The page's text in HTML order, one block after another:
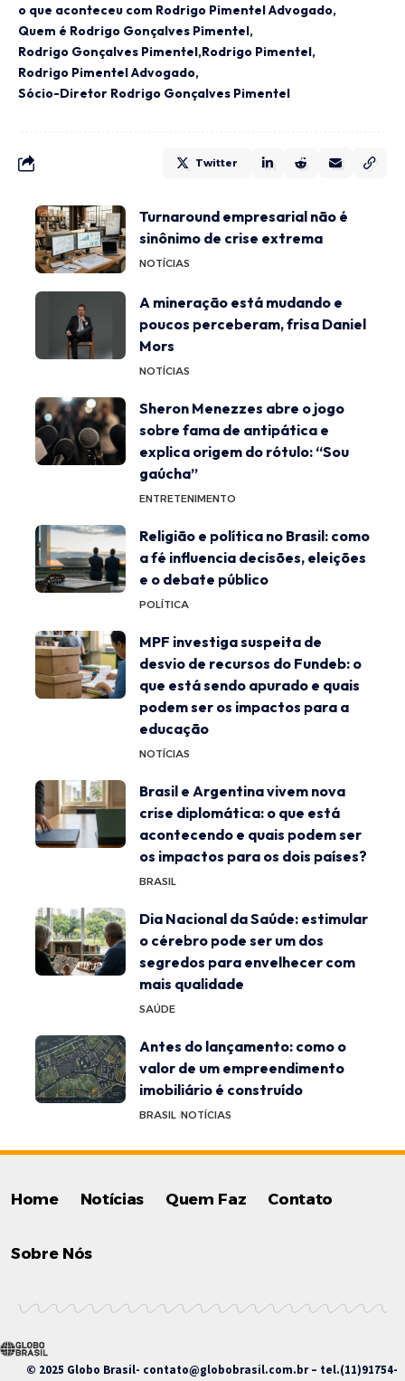
o que aconteceu com Rodrigo Pimentel Advogado
Quem é Rodrigo Gonçalves Pimentel
Rodrigo Gonçalves Pimentel Rodrigo Pimentel
Rodrigo Pimentel Advogado
Sócio-Diretor Rodrigo Gonçalves Pimentel
Twitter
Turnaround empresarial não é
sinônimo de crise extrema
NOTÍCIAS
A mineração está mudando e
poucos perceberam, frisa Daniel
Mors
NOTÍCIAS
Sheron Menezzes abre o jogo
sobre fama de antipática e
explica origem do rótulo: “Sou
gaúcha”
ENTRETENIMENTO
Religião e política no Brasil: como
a fé influencia decisões, eleições
e o debate público
POLÍTICA
MPF investiga suspeita de
desvio de recursos do Fundeb: o
que está sendo apurado e quais
podem ser os impactos para a
educação
NOTÍCIAS
Brasil e Argentina vivem nova
crise diplomática: o que está
acontecendo e quais podem ser
os impactos para os dois países?
BRASIL
Dia Nacional da Saúde: estimular
o cérebro pode ser um dos
segredos para envelhecer com
mais qualidade
SAÚDE
Antes do lançamento: como o
valor de um empreendimento
imobiliário é construído
BRASIL NOTÍCIAS
Home Notícias Quem Faz Contato
Sobre Nós
© 2025 Globo Brasil- contato@globobrasil.com.br– tel.(11)91754-